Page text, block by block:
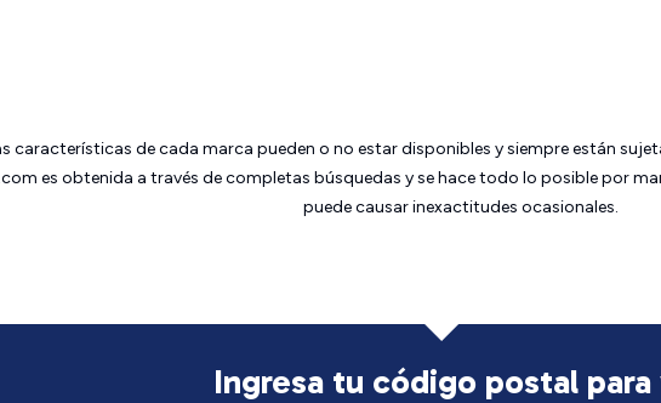
características de cada marca pueden o no estar disponibles y siempre están
es obtenida a través de completas búsquedas y se hace todo lo posible por
puede causar inexactitudes ocasionales.
Ingresa tu código postal para